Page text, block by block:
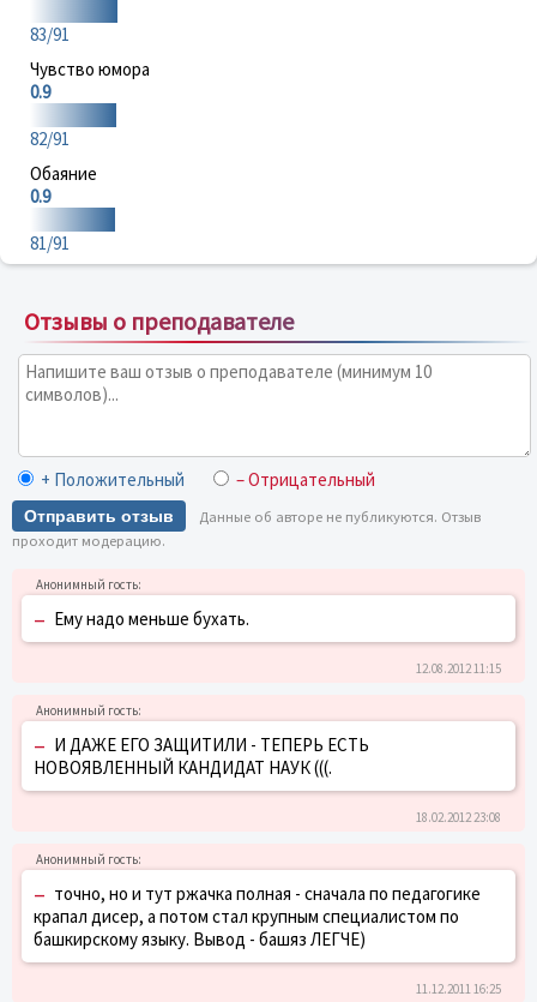
83/91
Чувство юмора
0.9
82/91
Обаяние
0.9
81/91
Отзывы о преподавателе
+ Положительный – Отрицательный
Отправить отзыв
Данные об авторе не публикуются. Отзыв
проходит модерацию.
– Ему надо меньше бухать.
12.08.2012 11:15
– И ДАЖЕ ЕГО ЗАЩИТИЛИ - ТЕПЕРЬ ЕСТЬ
НОВОЯВЛЕННЫЙ КАНДИДАТ НАУК (((.
18.02.2012 23:08
– точно, но и тут ржачка полная - сначала по педагогике
крапал дисер, а потом стал крупным специалистом по
башкирскому языку. Вывод - башяз ЛЕГЧЕ)
11.12.2011 16:25